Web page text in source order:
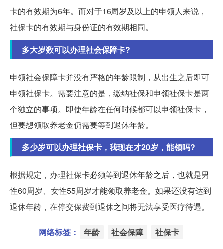
卡的有效期为6年。而对于16周岁及以上的申领人来说，
社保卡的有效期与身份证的有效期相同。
多大岁数可以办理社会保障卡?
申领社会保障卡并没有严格的年龄限制，从出生之后即可
申领社保卡。需要注意的是，缴纳社保和申领社保卡是两
个独立的事项。即使年龄在任何时候都可以申领社保卡，
但要想领取养老金仍需要等到退休年龄。
多少岁可以办理社保卡，我现在才20岁，能领吗?
根据规定，办理社保卡必须等到退休年龄之后，也就是男
性60周岁、女性55周岁才能领取养老金。如果还没有达到
退休年龄，在停交保费到退休之间将无法享受医疗待遇。
网络标签： 年龄 社会保障 社保卡